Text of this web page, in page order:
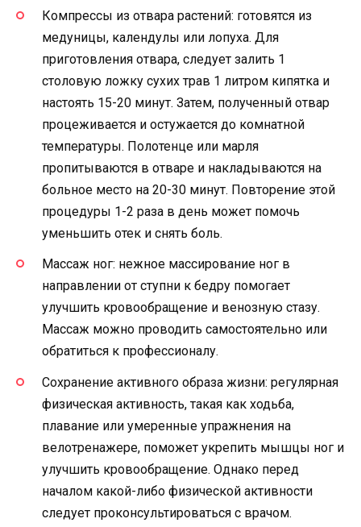
Компрессы из отвара растений: готовятся из
медуницы, календулы или лопуха. Для
приготовления отвара, следует залить 1
столовую ложку сухих трав 1 литром кипятка и
настоять 15-20 минут. Затем, полученный отвар
процеживается и остужается до комнатной
температуры. Полотенце или марля
пропитываются в отваре и накладываются на
больное место на 20-30 минут. Повторение этой
процедуры 1-2 раза в день может помочь
уменьшить отек и снять боль.
Массаж ног: нежное массирование ног в
направлении от ступни к бедру помогает
улучшить кровообращение и венозную стазу.
Массаж можно проводить самостоятельно или
обратиться к профессионалу.
Сохранение активного образа жизни: регулярная
физическая активность, такая как ходьба,
плавание или умеренные упражнения на
велотренажере, поможет укрепить мышцы ног и
улучшить кровообращение. Однако перед
началом какой-либо физической активности
следует проконсультироваться с врачом.